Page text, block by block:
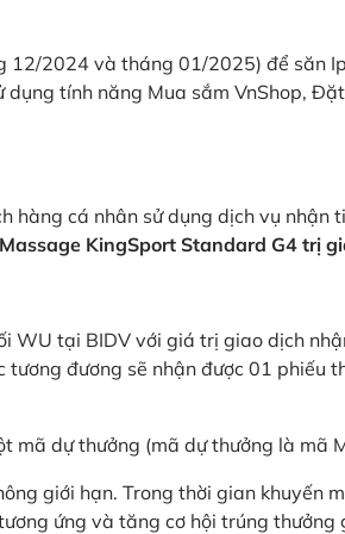
12/2024 và tháng 01/2025) để săn
tính năng Mua sắm VnShop,
hàng cá nhân sử dụng dịch vụ nhận
KingSport Standard G4 trị
WU tại BIDV với giá trị giao dịch
đương sẽ nhận được 01 phiếu
mã dự thưởng (mã dự thưởng là mã
giới hạn. Trong thời gian khuyến
ứng và tăng cơ hội trúng